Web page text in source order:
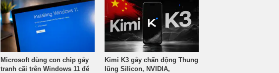
Microsoft dùng con chip gây
tranh cãi trên Windows 11 để
Kimi K3 gây chấn động Thung
lũng Silicon, NVIDIA,